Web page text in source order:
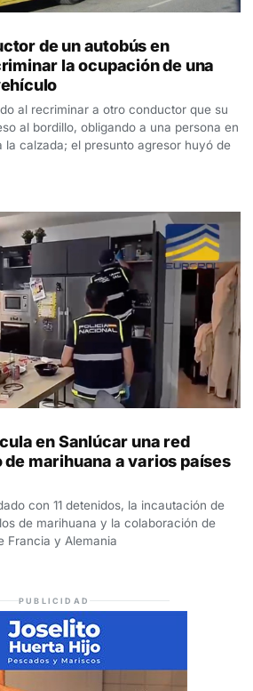
de un autobús en
la ocupación de una
al recriminar a otro conductor que su
al bordillo, obligando a una persona en
la calzada; el presunto agresor huyó de
en Sanlúcar una red
marihuana a varios países
con 11 detenidos, la incautación de
de marihuana y la colaboración de
Francia y Alemania
PUBLICIDAD